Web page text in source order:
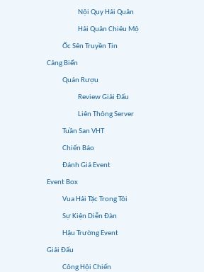
Nội Quy Hải Quân
Hải Quân Chiêu Mộ
Ốc Sên Truyền Tin
Cảng Biển
Quán Rượu
Review Giải Đấu
Liên Thông Server
Tuần San VHT
Chiến Báo
Đánh Giá Event
Event Box
Vua Hải Tặc Trong Tôi
Sự Kiện Diễn Đàn
Hậu Trường Event
Giải Đấu
Công Hội Chiến